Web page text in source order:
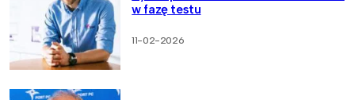
w fazę testu
11-02-2026